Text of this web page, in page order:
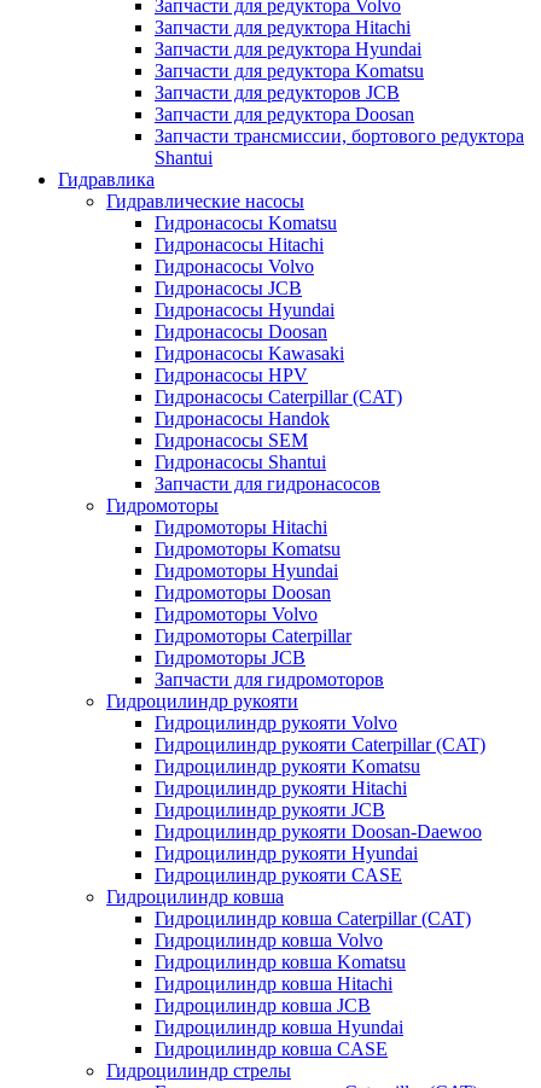
Запчасти для редуктора Volvo
Запчасти для редуктора Hitachi
Запчасти для редуктора Hyundai
Запчасти для редуктора Komatsu
Запчасти для редукторов JCB
Запчасти для редуктора Doosan
Запчасти трансмиссии, бортового редуктора
Shantui
Гидравлика
Гидравлические насосы
Гидронасосы Komatsu
Гидронасосы Hitachi
Гидронасосы Volvo
Гидронасосы JCB
Гидронасосы Hyundai
Гидронасосы Doosan
Гидронасосы Kawasaki
Гидронасосы HPV
Гидронасосы Caterpillar (CAT)
Гидронасосы Handok
Гидронасосы SEM
Гидронасосы Shantui
Запчасти для гидронасосов
Гидромоторы
Гидромоторы Hitachi
Гидромоторы Komatsu
Гидромоторы Hyundai
Гидромоторы Doosan
Гидромоторы Volvo
Гидромоторы Caterpillar
Гидромоторы JCB
Запчасти для гидромоторов
Гидроцилиндр рукояти
Гидроцилиндр рукояти Volvo
Гидроцилиндр рукояти Caterpillar (CAT)
Гидроцилиндр рукояти Komatsu
Гидроцилиндр рукояти Hitachi
Гидроцилиндр рукояти JCB
Гидроцилиндр рукояти Doosan-Daewoo
Гидроцилиндр рукояти Hyundai
Гидроцилиндр рукояти CASE
Гидроцилиндр ковша
Гидроцилиндр ковша Caterpillar (CAT)
Гидроцилиндр ковша Volvo
Гидроцилиндр ковша Komatsu
Гидроцилиндр ковша Hitachi
Гидроцилиндр ковша JCB
Гидроцилиндр ковша Hyundai
Гидроцилиндр ковша CASE
Гидроцилиндр стрелы